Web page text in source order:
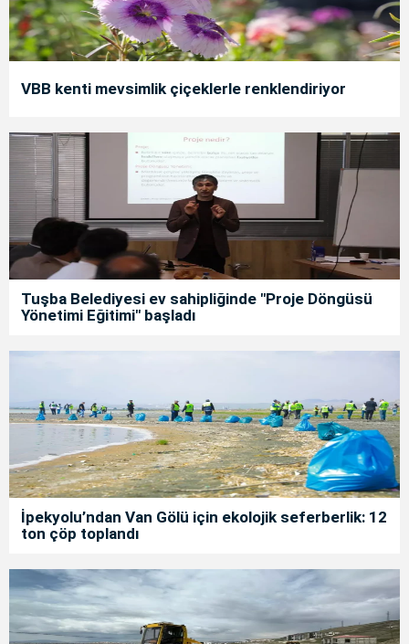
VBB kenti mevsimlik çiçeklerle renklendiriyor
Tuşba Belediyesi ev sahipliğinde "Proje Döngüsü
Yönetimi Eğitimi" başladı
İpekyolu’ndan Van Gölü için ekolojik seferberlik: 12
ton çöp toplandı